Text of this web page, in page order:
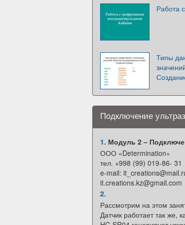
Работа
Типы
Подключение
1. Модуль 2 –
ООО «Determination»
тел. +998 (99) 019-86- 31
e-mail:
it.creations.kz@gmail.com
2.
Рассмотрим на этом
Датчик работает так